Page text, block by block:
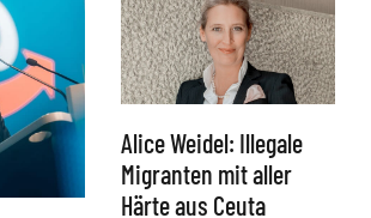
Alice Weidel: Illegale
Migranten mit aller
Härte aus Ceuta